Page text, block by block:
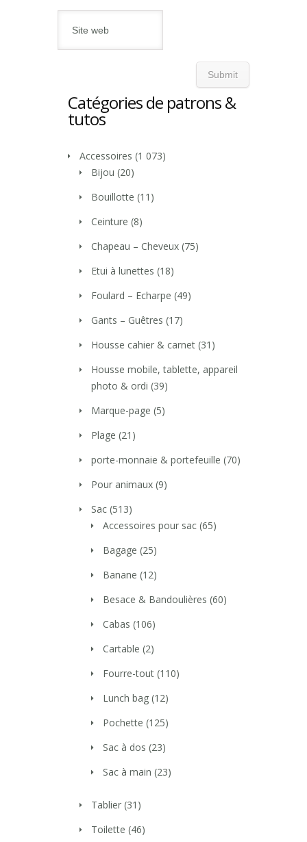
Catégories de patrons &
tutos
Accessoires (1 073)
Bijou (20)
Bouillotte (11)
Ceinture (8)
Chapeau – Cheveux (75)
Etui à lunettes (18)
Foulard – Echarpe (49)
Gants – Guêtres (17)
Housse cahier & carnet (31)
Housse mobile, tablette, appareil
photo & ordi (39)
Marque-page (5)
Plage (21)
porte-monnaie & portefeuille (70)
Pour animaux (9)
Sac (513)
Accessoires pour sac (65)
Bagage (25)
Banane (12)
Besace & Bandoulières (60)
Cabas (106)
Cartable (2)
Fourre-tout (110)
Lunch bag (12)
Pochette (125)
Sac à dos (23)
Sac à main (23)
Tablier (31)
Toilette (46)